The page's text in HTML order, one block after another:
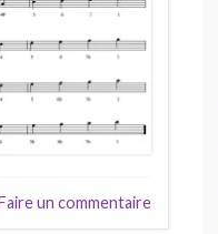
un commentaire